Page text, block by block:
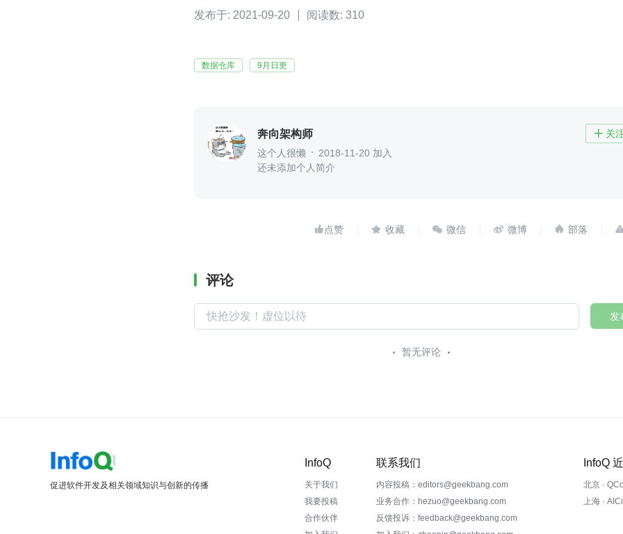
发布于: 2021-09-20 阅读数: 310
数据仓库 9月日更
奔向架构师  关
这个人很懒
2018-11-20 加入
还未添加个人简介
    
评论
发
暂无评论
促进软件开发及相关领域知识与创新的传播
InfoQ
关于我们
我要投稿
合作伙伴
联系我们
内容投稿：editors@geekbang.com
业务合作：hezuo@geekbang.com
反馈投诉：feedback@geekbang.com
InfoQ
北京 ·
上海 ·